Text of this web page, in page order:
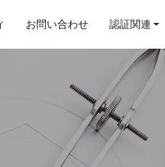
お問い合わせ 認証関連